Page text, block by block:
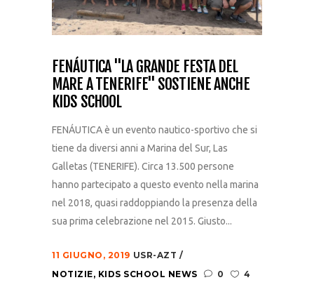
FENÁUTICA "LA GRANDE FESTA DEL
MARE A TENERIFE" SOSTIENE ANCHE
KIDS SCHOOL
FENÁUTICA è un evento nautico-sportivo che si
tiene da diversi anni a Marina del Sur, Las
Galletas (TENERIFE). Circa 13.500 persone
hanno partecipato a questo evento nella marina
nel 2018, quasi raddoppiando la presenza della
sua prima celebrazione nel 2015. Giusto...
11 GIUGNO, 2019 USR-AZT
NOTIZIE, KIDS SCHOOL NEWS 0
4